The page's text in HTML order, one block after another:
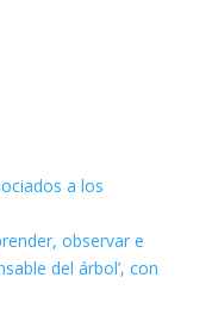
a los
observar e
del árbol’, con